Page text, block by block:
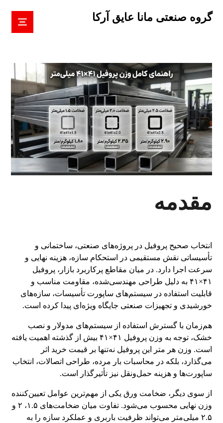
گروه صنعتی مانا عایق آرکا
مقدمه
انتخاب صحیح پروفیل در پروژه‌های صنعتی، ساختمانی و
تأسیساتی نقش مستقیمی در استحکام سازه، هزینه نهایی و
سرعت اجرا دارد. در میان مقاطع پرکاربرد بازار، پروفیل
۴۱×۴۱ به دلیل طراحی مهندسی‌شده، مقاومت مناسب و
قابلیت استفاده در سیستم‌های ساپورت تأسیسات، سازه‌های
خورشیدی و تجهیزات صنعتی جایگاه ویژه‌ای پیدا کرده است.
هم‌زمان با گسترش استفاده از سیستم‌های مدولار و نصب
خشک، توجه به وزن پروفیل ۴۱×۴۱ بیش از گذشته اهمیت یافته
است. وزن هر متر این پروفیل نه‌تنها بر قیمت خرید اثر
می‌گذارد، بلکه در محاسبات بار مرده، طراحی اتصالات، انتخاب
ساپورت‌ها و هزینه حمل‌ونقل نیز تأثیرگذار است.
از سوی دیگر، ضخامت ورق یکی از مهم‌ترین عوامل تعیین‌کننده
وزن نهایی محسوب می‌شود. تفاوت میان ضخامت‌های ۱.۵، ۲ و
۲.۵ میلی‌متر می‌تواند ظرفیت باربری و عملکرد سازه را به